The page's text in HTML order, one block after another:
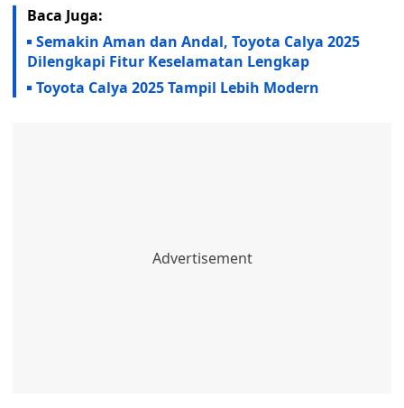
Baca Juga:
Semakin Aman dan Andal, Toyota Calya 2025
Dilengkapi Fitur Keselamatan Lengkap
Toyota Calya 2025 Tampil Lebih Modern